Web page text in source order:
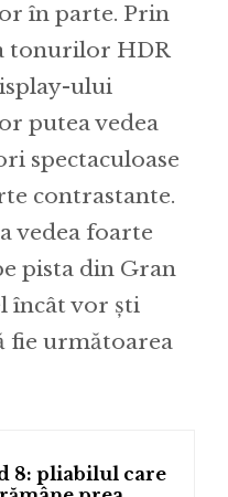
în parte. Prin
tonurilor HDR
ului
putea vedea
spectaculoase
contrastante.
vedea foarte
pista din Gran
încât vor ști
fie următoarea
8: pliabilul care